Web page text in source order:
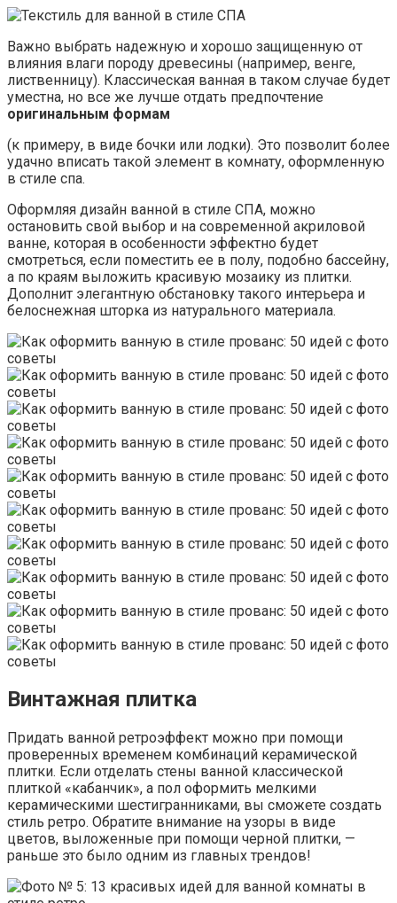
Важно выбрать надежную и хорошо защищенную от
влияния влаги породу древесины (например, венге,
лиственницу). Классическая ванная в таком случае будет
уместна, но все же лучше отдать предпочтение
оригинальным формам
(к примеру, в виде бочки или лодки). Это позволит более
удачно вписать такой элемент в комнату, оформленную
в стиле спа.
Оформляя дизайн ванной в стиле СПА, можно
остановить свой выбор и на современной акриловой
ванне, которая в особенности эффектно будет
смотреться, если поместить ее в полу, подобно бассейну,
а по краям выложить красивую мозаику из плитки.
Дополнит элегантную обстановку такого интерьера и
белоснежная шторка из натурального материала.
Винтажная плитка
Придать ванной ретроэффект можно при помощи
проверенных временем комбинаций керамической
плитки. Если отделать стены ванной классической
плиткой «кабанчик», а пол оформить мелкими
керамическими шестигранниками, вы сможете создать
стиль ретро. Обратите внимание на узоры в виде
цветов, выложенные при помощи черной плитки, —
раньше это было одним из главных трендов!